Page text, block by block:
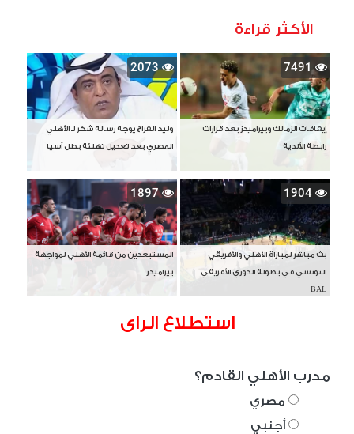
الأكثر قراءة
7491
إيقافات الزمالك وبيراميدز بعد قرارات
رابطة الأندية
2073
وليد الفراج يوجه رسالة شكر لـ الأهلي
المصري بعد تعديل تهنئة بطل آسيا
1904
بث مباشر لمباراة الأهلي والأفريقي
التونسي في بطولة الدوري الأفريقي
BAL
1897
المستبعدين من قائمة الأهلي لمواجهة
بيراميدز
استطلاع الراى
مدرب الأهلي القادم؟
مصري
أجنبي